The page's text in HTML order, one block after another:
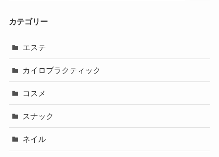
カテゴリー
エステ
カイロプラクティック
コスメ
スナック
ネイル